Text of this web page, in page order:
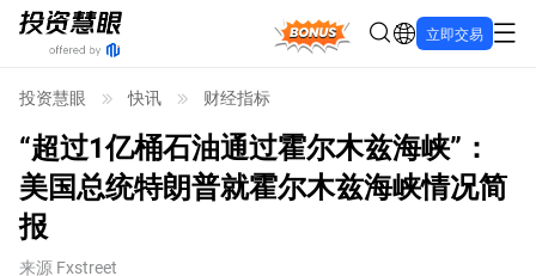
Bonus 立即交易
投资慧眼 快讯 财经指标
“超过1亿桶石油通过霍尔木兹海峡”：
美国总统特朗普就霍尔木兹海峡情况简
报
来源 Fxstreet